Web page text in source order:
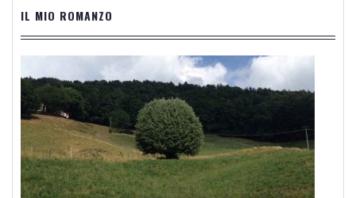
IL MIO ROMANZO